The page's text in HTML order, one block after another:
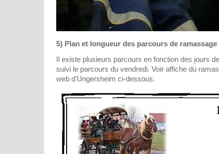
5) Plan et longueur des parcours de ramassage
Il existe plusieurs parcours en fonction des jours
suivi le parcours du vendredi. Voir affiche du
web d'Ungersheim ci-dessous.